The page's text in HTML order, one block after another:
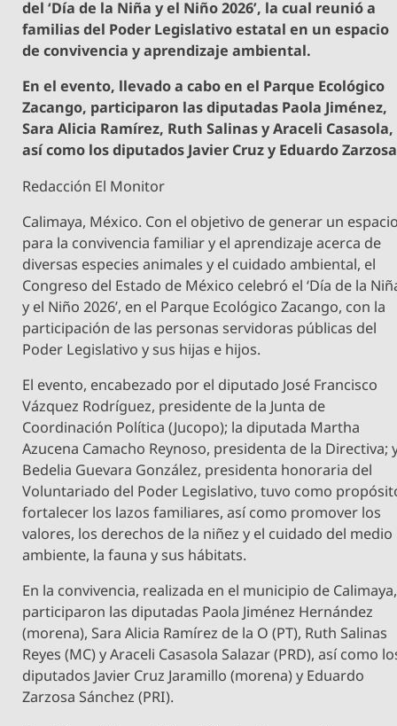
del ‘Día de la Niña y el Niño 2026’, la cual reunió a
familias del Poder Legislativo estatal en un espacio
de convivencia y aprendizaje ambiental.
En el evento, llevado a cabo en el Parque Ecológico
Zacango, participaron las diputadas Paola Jiménez,
Sara Alicia Ramírez, Ruth Salinas y Araceli Casasola,
así como los diputados Javier Cruz y Eduardo
Redacción El Monitor
Calimaya, México. Con el objetivo de generar un
para la convivencia familiar y el aprendizaje acerca de
diversas especies animales y el cuidado ambiental, el
Congreso del Estado de México celebró el ‘Día de la
y el Niño 2026’, en el Parque Ecológico Zacango, con la
participación de las personas servidoras públicas del
Poder Legislativo y sus hijas e hijos.
El evento, encabezado por el diputado José Francisco
Vázquez Rodríguez, presidente de la Junta de
Coordinación Política (Jucopo); la diputada Martha
Azucena Camacho Reynoso, presidenta de la Directiva;
Bedelia Guevara González, presidenta honoraria del
Voluntariado del Poder Legislativo, tuvo como
fortalecer los lazos familiares, así como promover los
valores, los derechos de la niñez y el cuidado del medio
ambiente, la fauna y sus hábitats.
En la convivencia, realizada en el municipio de Calimaya,
participaron las diputadas Paola Jiménez Hernández
(morena), Sara Alicia Ramírez de la O (PT), Ruth Salinas
Reyes (MC) y Araceli Casasola Salazar (PRD), así como
diputados Javier Cruz Jaramillo (morena) y Eduardo
Zarzosa Sánchez (PRI).